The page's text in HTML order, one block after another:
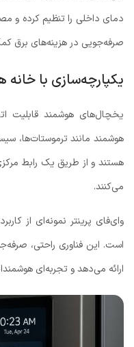
دمای داخلی را تنظیم کرده و
صرفه‌جویی در هزینه‌های برق
یکپارچه‌سازی با
یخچال‌های هوشمند قابلیت
هوشمند مانند ترموستات‌ها،
هستند و از طریق یک رابط
می‌کنند.
وای‌فای پرینتر نمونه‌ای از کاربرد
است. این فناوری راحتی،
ارائه می‌دهد و تجربه‌ای